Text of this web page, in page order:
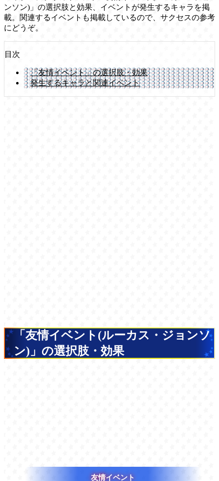
ンソン)」の選択肢と効果、イベントが発生するキャラを掲
載。関連するイベントも掲載しているので、サクセスの参考
にどうぞ。
目次
「友情イベント」の選択肢・効果
発生するキャラと関連イベント
「友情イベント(ルーカス・ジョンソ
ン)」の選択肢・効果
友情イベント